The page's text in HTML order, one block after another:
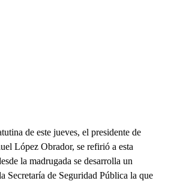
de este jueves, el presidente de
López Obrador, se refirió a esta
la madrugada se desarrolla un
Secretaría de Seguridad Pública la que